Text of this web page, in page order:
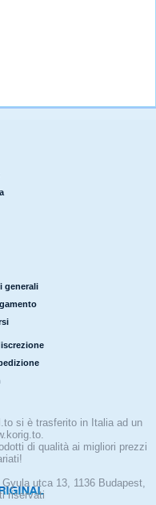
generali
si è trasferito in Italia ad un
di qualità ai migliori prezzi
utca 13, 1136 Budapest,
riservati